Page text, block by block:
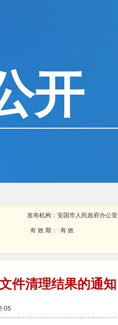
开
发布机构： 安国市人民政府办公室
有 效 期： 有 效
件清理结果的通知
05